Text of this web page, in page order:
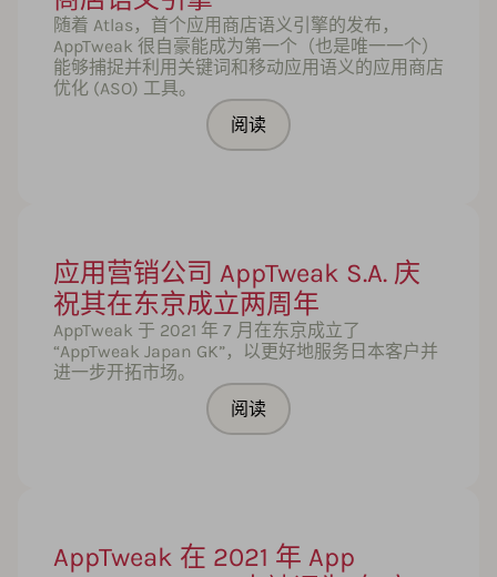
随着 Atlas，首个应用商店语义引擎的发布，
AppTweak 很自豪能成为第一个（也是唯一一个）
能够捕捉并利用关键词和移动应用语义的应用商店
优化 (ASO) 工具。
阅读
应用营销公司 AppTweak S.A. 庆
祝其在东京成立两周年
AppTweak 于 2021 年 7 月在东京成立了
“AppTweak Japan GK”，以更好地服务日本客户并
进一步开拓市场。
阅读
AppTweak 在 2021 年 App